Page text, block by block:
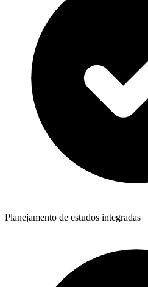
Planejamento de estudos integradas